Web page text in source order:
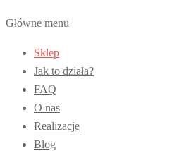
Główne menu
Sklep
Jak to działa?
FAQ
O nas
Realizacje
Blog